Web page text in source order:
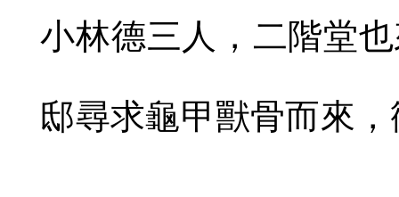
小林德三人，二階堂
邸尋求龜甲獸骨而來